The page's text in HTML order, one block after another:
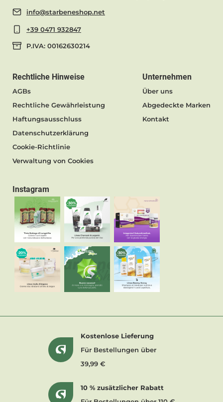
info@starbeneshop.net
+39 0471 932847
P.IVA: 00162630214
Rechtliche Hinweise
AGBs
Rechtliche Gewährleistung
Haftungsausschluss
Datenschutzerklärung
Cookie-Richtlinie
Verwaltung von Cookies
Unternehmen
Über uns
Abgedeckte Marken
Kontakt
Instagram
Kostenlose Lieferung
Für Bestellungen über
39,99 €
10 % zusätzlicher Rabatt